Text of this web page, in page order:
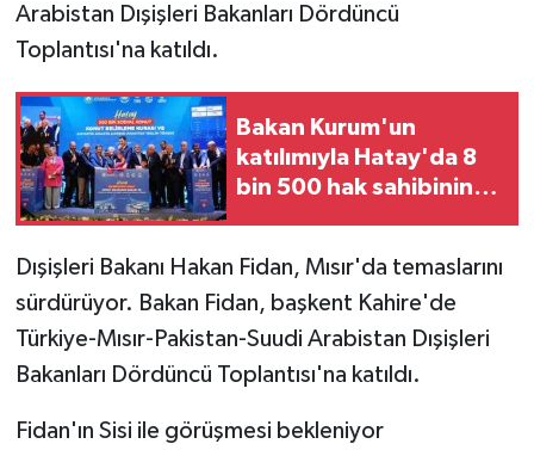
Arabistan Dışişleri Bakanları Dördüncü
Toplantısı'na katıldı.
Bakan Kurum'un
katılımıyla Hatay'da 8
bin 500 hak sahibinin
Dışişleri Bakanı Hakan Fidan, Mısır'da temaslarını
sürdürüyor. Bakan Fidan, başkent Kahire'de
Türkiye-Mısır-Pakistan-Suudi Arabistan Dışişleri
Bakanları Dördüncü Toplantısı'na katıldı.
Fidan'ın Sisi ile görüşmesi bekleniyor